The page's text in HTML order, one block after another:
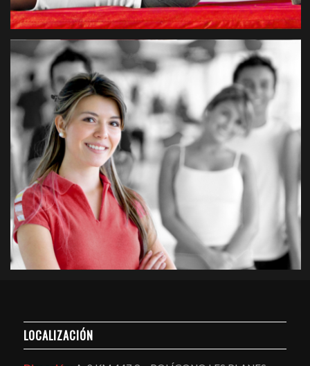
LOCALIZACIÓN